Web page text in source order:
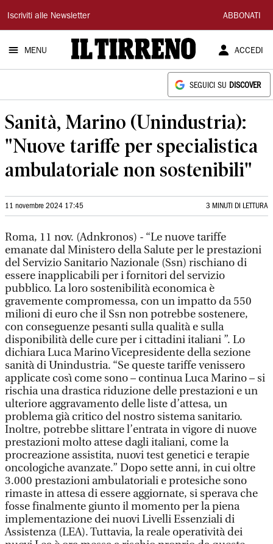
Il
Tirreno
Iscriviti alle Newsletter ABBONATI
MENU ACCEDI
SEGUICI SU DISCOVER
Sanità, Marino (Unindustria):
"Nuove tariffe per specialistica
ambulatoriale non sostenibili"
11 novembre 2024 17:45 3 MINUTI DI LETTURA
Roma, 11 nov. (Adnkronos) - “Le nuove tariffe
emanate dal Ministero della Salute per le prestazioni
del Servizio Sanitario Nazionale (Ssn) rischiano di
essere inapplicabili per i fornitori del servizio
pubblico. La loro sostenibilità economica è
gravemente compromessa, con un impatto da 550
milioni di euro che il Ssn non potrebbe sostenere,
con conseguenze pesanti sulla qualità e sulla
disponibilità delle cure per i cittadini italiani ”. Lo
dichiara Luca Marino Vicepresidente della sezione
sanità di Unindustria. “Se queste tariffe venissero
applicate così come sono – continua Luca Marino – si
rischia una drastica riduzione delle prestazioni e un
ulteriore aggravamento delle liste d’attesa, un
problema già critico del nostro sistema sanitario.
Inoltre, potrebbe slittare l’entrata in vigore di nuove
prestazioni molto attese dagli italiani, come la
procreazione assistita, nuovi test genetici e terapie
oncologiche avanzate.” Dopo sette anni, in cui oltre
3.000 prestazioni ambulatoriali e protesiche sono
rimaste in attesa di essere aggiornate, si sperava che
fosse finalmente giunto il momento per la piena
implementazione dei nuovi Livelli Essenziali di
Assistenza (LEA). Tuttavia, la reale operatività dei